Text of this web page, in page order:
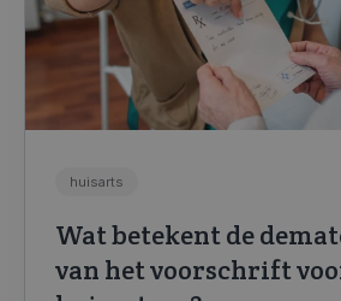
huisarts
Wat betekent de
van het voorschrift